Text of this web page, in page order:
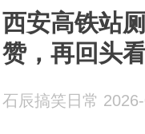
西安高铁站
赞，再回头
石辰搞笑日常